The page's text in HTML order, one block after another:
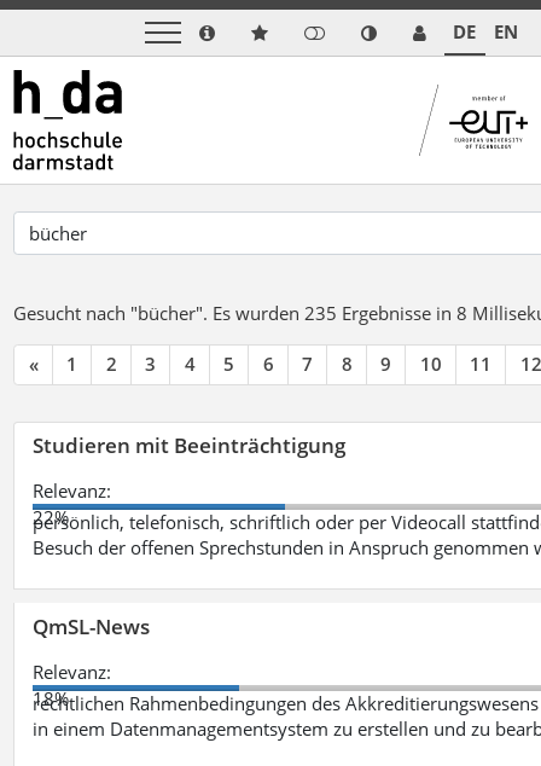
DE EN
Gesucht nach "bücher". Es wurden 235 Ergebnisse in 8
« 1 2 3 4 5 6 7 8 9 10 11 12
Studieren mit Beeinträchtigung
Relevanz:
22%
persönlich, telefonisch, schriftlich oder per Videocall
Besuch der offenen Sprechstunden in Anspruch genommen
QmSL-News
Relevanz:
18%
rechtlichen Rahmenbedingungen des
in einem Datenmanagementsystem zu erstellen und zu